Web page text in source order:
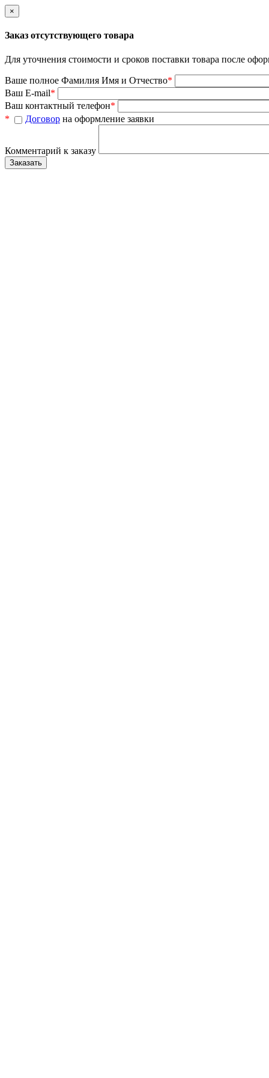
×
Заказ отсутствующего товара
Для уточнения стоимости и сроков поставки товара после
Ваше полное Фамилия Имя и Отчество*
Ваш E-mail*
Ваш контактный телефон*
*
Договор на оформление заявки
Комментарий к заказу